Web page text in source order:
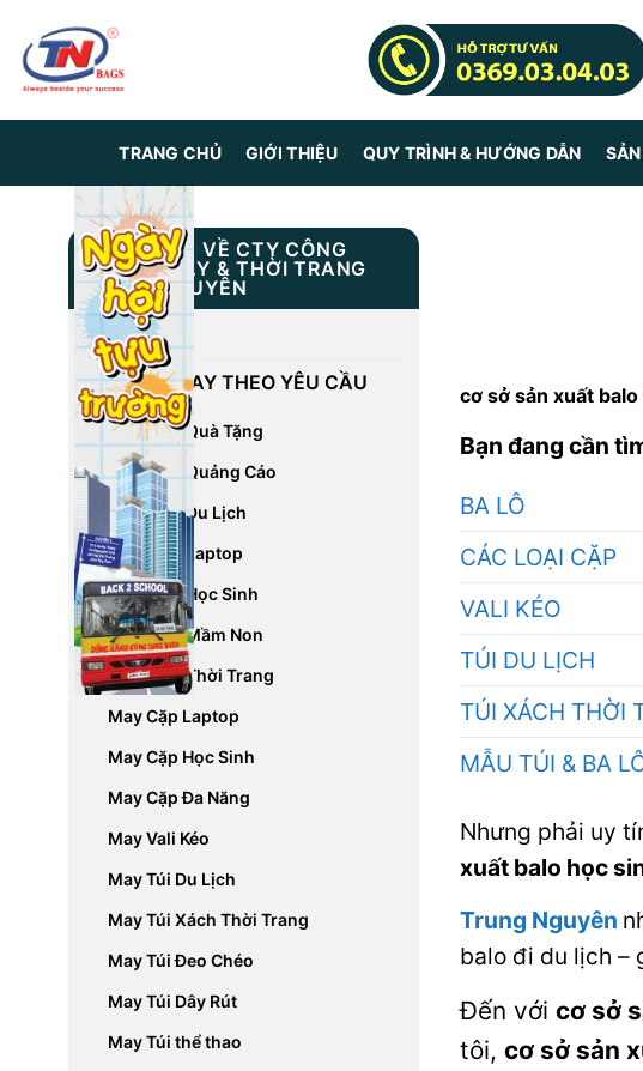
content
TRANG CHỦ GIỚI THIỆU QUY TRÌNH & HƯỚNG DẪN
THÔNG TIN VỀ CTY CÔNG
NGHIỆP MAY & THỜI TRANG
TRUNG NGUYÊN
GIỚI THIỆU
DỊCH VỤ MAY THEO YÊU CẦU
May Balo Quà Tặng
May Balo Quảng Cáo
May Balo Du Lịch
May Balo Laptop
May Balo Học Sinh
May Balo Mầm Non
May Balo Thời Trang
May Cặp Laptop
May Cặp Học Sinh
May Cặp Đa Năng
May Vali Kéo
May Túi Du Lịch
May Túi Xách Thời Trang
May Túi Đeo Chéo
May Túi Dây Rút
May Túi thể thao
cơ sở sản xuất
Bạn đang cần
BA LÔ
CÁC LOẠI CẶP
VALI KÉO
TÚI DU LỊCH
TÚI XÁCH THỜI
MẪU TÚI & BA
Nhưng phải uy
xuất balo học
Trung Nguyên
balo đi du lịch –
Đến vớicơ sở
tôi,cơ sở sản